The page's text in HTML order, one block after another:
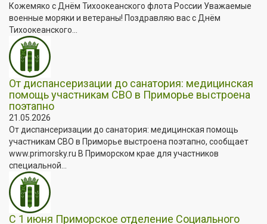
Кожемяко с Днём Тихоокеанского флота России Уважаемые
военные моряки и ветераны! Поздравляю вас с Днём
Тихоокеанского...
От диспансеризации до санатория: медицинская
помощь участникам СВО в Приморье выстроена
поэтапно
21.05.2026
От диспансеризации до санатория: медицинская помощь
участникам СВО в Приморье выстроена поэтапно, сообщает
www.primorsky.ru В Приморском крае для участников
специальной...
С 1 июня Приморское отделение Социального